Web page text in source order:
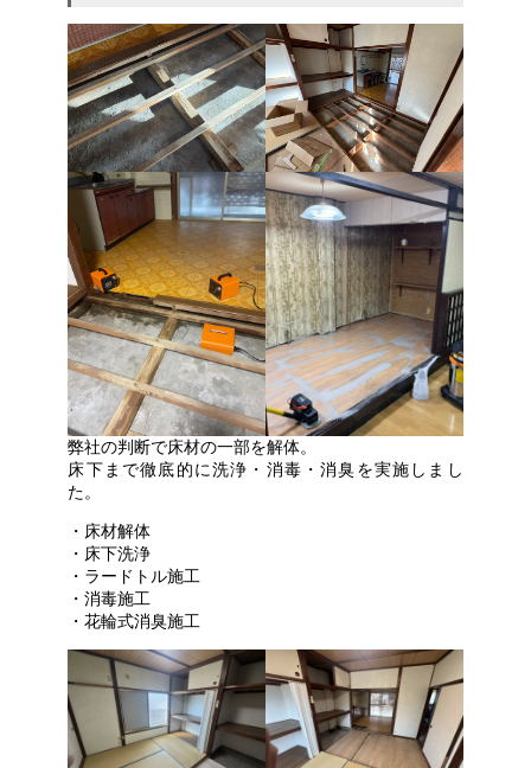
弊社の判断で床材の一部を解体。
床下まで徹底的に洗浄・消毒・消臭を実施しまし
た。
・床材解体
・床下洗浄
・ラードトル施工
・消毒施工
・花輪式消臭施工